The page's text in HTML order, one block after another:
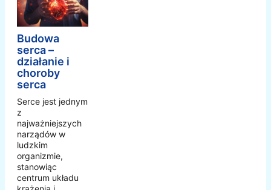
Budowa
serca –
działanie i
choroby
serca
Serce jest jednym
z
najważniejszych
narządów w
ludzkim
organizmie,
stanowiąc
centrum układu